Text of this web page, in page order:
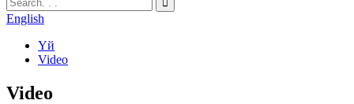
English
Үй
Video
Video